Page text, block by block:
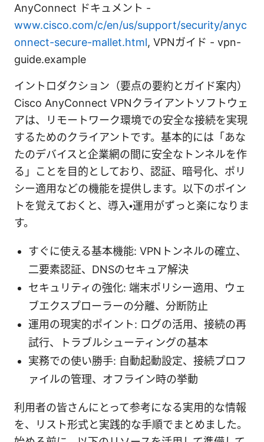
AnyConnect ドキュメント -
www.cisco.com/c/en/us/support/security/anyc
onnect-secure-mallet.html, VPNガイド - vpn-
guide.example
イントロダクション（要点の要約とガイド案内）
Cisco AnyConnect VPNクライアントソフトウェ
アは、リモートワーク環境での安全な接続を実現
するためのクライアントです。基本的には「あな
たのデバイスと企業網の間に安全なトンネルを作
る」ことを目的としており、認証、暗号化、ポリ
シー適用などの機能を提供します。以下のポイン
トを覚えておくと、導入・運用がずっと楽になりま
す。
すぐに使える基本機能: VPNトンネルの確立、
二要素認証、DNSのセキュア解決
セキュリティの強化: 端末ポリシー適用、ウェ
ブエクスプローラーの分離、分断防止
運用の現実的ポイント: ログの活用、接続の再
試行、トラブルシューティングの基本
実務での使い勝手: 自動起動設定、接続プロフ
ァイルの管理、オフライン時の挙動
利用者の皆さんにとって参考になる実用的な情報
を、リスト形式と実践的な手順でまとめました。